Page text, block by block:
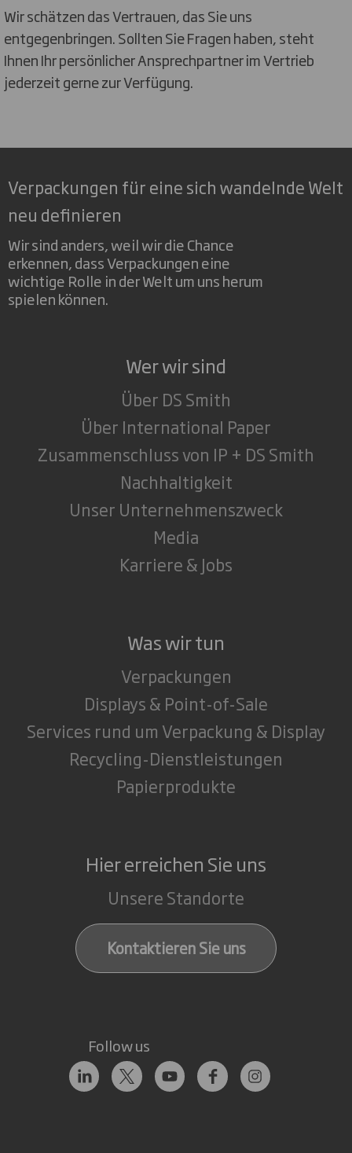
Wir schätzen das Vertrauen, das Sie uns
entgegenbringen. Sollten Sie Fragen haben, steht
Ihnen Ihr persönlicher Ansprechpartner im Vertrieb
jederzeit gerne zur Verfügung.
Verpackungen für eine sich wandelnde Welt
neu definieren
Wir sind anders, weil wir die Chance
erkennen, dass Verpackungen eine
wichtige Rolle in der Welt um uns herum
spielen können.
Wer wir sind
Über DS Smith
Über International Paper
Zusammenschluss von IP + DS Smith
Nachhaltigkeit
Unser Unternehmenszweck
Media
Karriere & Jobs
Was wir tun
Verpackungen
Displays & Point-of-Sale
Services rund um Verpackung & Display
Recycling-Dienstleistungen
Papierprodukte
Hier erreichen Sie uns
Unsere Standorte
Kontaktieren Sie uns
Follow us